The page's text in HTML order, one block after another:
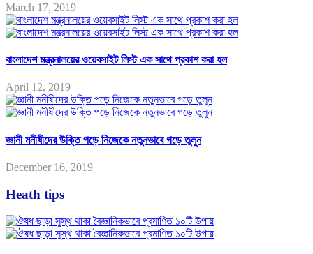
March 17, 2019
বাংলাদেশ মন্ত্রনালয়ের ওয়েবসাইট লিস্ট এক সাথে প্রকাশ করা হল
April 12, 2019
জ্ঞানী মনীষীদের উক্তি পড়ে নিজেকে নতুনভাবে গড়ে তুলুন
December 16, 2019
Heath tips